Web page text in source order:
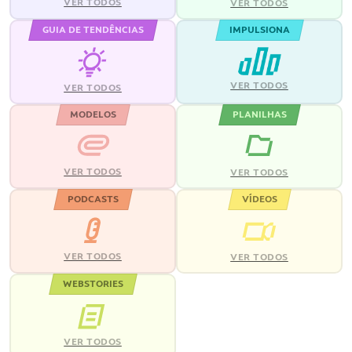
VER TODOS
GUIA DE TENDÊNCIAS
VER TODOS
IMPULSIONA
VER TODOS
MODELOS
VER TODOS
PLANILHAS
VER TODOS
PODCASTS
VER TODOS
VÍDEOS
VER TODOS
WEBSTORIES
VER TODOS